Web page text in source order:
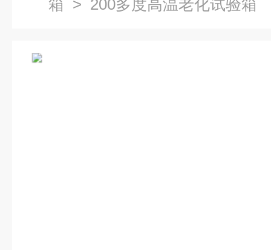
箱 > 200多度高温老化试验箱